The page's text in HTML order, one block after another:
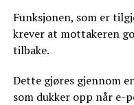
Funksjonen, som er
krever at mottakeren
tilbake.
Dette gjøres gjennom
som dukker opp når e-